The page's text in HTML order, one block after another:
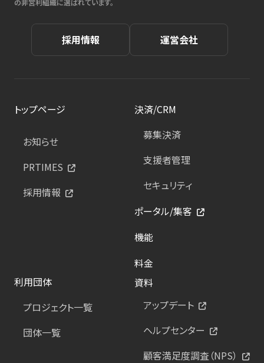
採用情報 運営会社
トップページ
お知らせ
PRTIMES
採用情報
決済/CRM
募集決済
支援者管理
セキュリティ
ポータル/集客
機能
料金
利用団体
プロジェクト一覧
団体一覧
資料
アップデート
ヘルプセンター
顧客満足度調査（NPS）